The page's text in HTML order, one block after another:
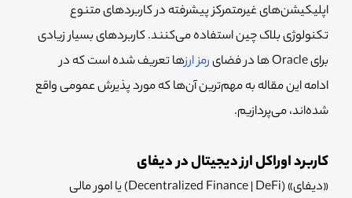
اپلیکیشن‌های غیرمتمرکز پیشرفته در کاربردهای متنوع
تکنولوژی بلاک چین استفاده می‌کنند. کاربردهای بسیار زیادی
برای Oracle ها در فضای
رمز ارزها تعریف شده است که در
ادامه این مقاله به مهم‌ترین آن‌ها که مورد پذیرش عمومی واقع
شده‌اند، می‌پردازیم.
کاربرد اوراکل ارز دیجیتال در دیفای
«دیفای» (Decentralized Finance | DeFi) یا امور مالی